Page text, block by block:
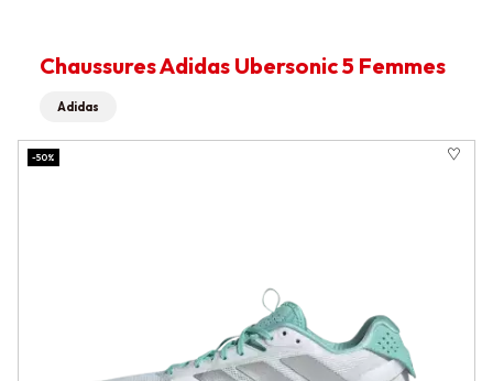
Chaussures Adidas Ubersonic 5 Femmes
Adidas
-50%